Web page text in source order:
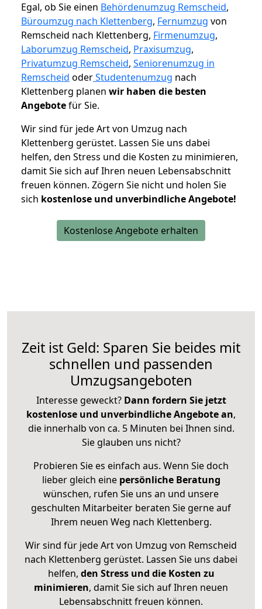
Egal, ob Sie einen Behördenumzug Remscheid,
Büroumzug nach Klettenberg, Fernumzug von
Remscheid nach Klettenberg, Firmenumzug,
Laborumzug Remscheid, Praxisumzug,
Privatumzug Remscheid, Seniorenumzug in
Remscheid oderStudentenumzug nach
Klettenberg planen wir haben die besten
Angebotefür Sie.
Wir sind für jede Art von Umzug nach
Klettenberg gerüstet. Lassen Sie uns dabei
helfen, den Stress und die Kosten zu minimieren,
damit Sie sich auf Ihren neuen Lebensabschnitt
freuen können. Zögern Sie nicht und holen Sie
sich kostenlose und unverbindliche Angebote!
Kostenlose Angebote erhalten
Zeit ist Geld: Sparen Sie beides mit
schnellen und passenden
Umzugsangeboten
Interesse geweckt? Dann fordern Sie jetzt
kostenlose und unverbindliche Angebote an,
die innerhalb von ca. 5 Minuten bei Ihnen sind.
Sie glauben uns nicht?
Probieren Sie es einfach aus. Wenn Sie doch
lieber gleich eine persönliche Beratung
wünschen, rufen Sie uns an und unsere
geschulten Mitarbeiter beraten Sie gerne auf
Ihrem neuen Weg nach Klettenberg.
Wir sind für jede Art von Umzug von Remscheid
nach Klettenberg gerüstet. Lassen Sie uns dabei
helfen, den Stress und die Kosten zu
minimieren, damit Sie sich auf Ihren neuen
Lebensabschnitt freuen können.